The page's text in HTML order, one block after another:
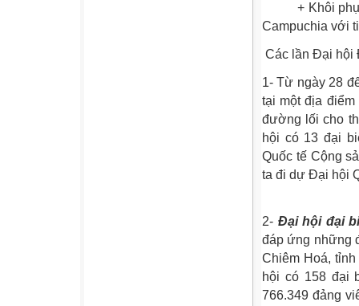
+ Khôi
Campuchia với
Các lần Đại hội
1- Từ ngày 28
tại một địa
đường lối cho
hội có 13 đại
Quốc tế Cộng
ta đi dự Đại hội
2- Đại hội đại
đáp ứng những
Chiêm Hoá,
hội có 158 đại
766.349 đảng